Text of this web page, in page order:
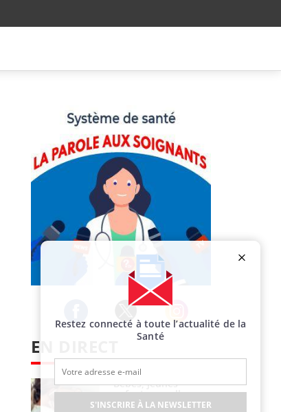
Facebook Twitter Instagram
EN DIRECT
Bébés, jeunes
enfants : quelle
trousse à pharmacie
Restez connecté à toute l’actualité de la
Santé
S'INSCRIRE À LA NEWSLETTER